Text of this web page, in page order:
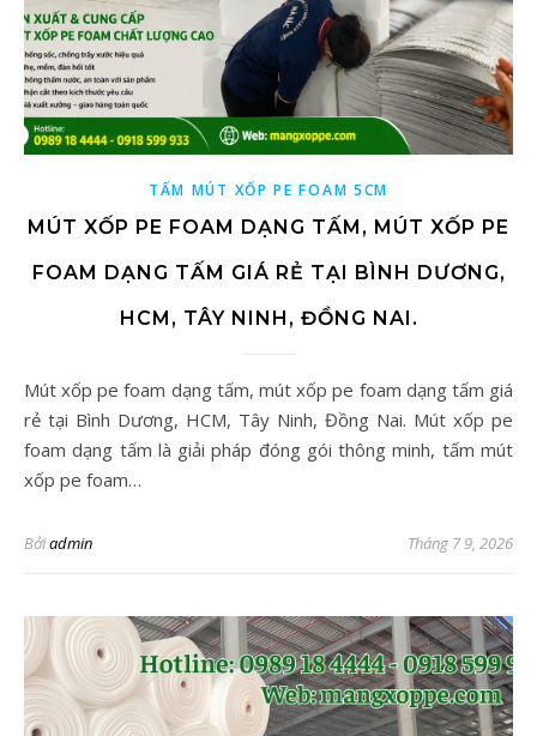
TẤM MÚT XỐP PE FOAM 5CM
MÚT XỐP PE FOAM DẠNG TẤM, MÚT XỐP PE
FOAM DẠNG TẤM GIÁ RẺ TẠI BÌNH DƯƠNG,
HCM, TÂY NINH, ĐỒNG NAI.
Mút xốp pe foam dạng tấm, mút xốp pe foam dạng tấm giá
rẻ tại Bình Dương, HCM, Tây Ninh, Đồng Nai. Mút xốp pe
foam dạng tấm là giải pháp đóng gói thông minh, tấm mút
xốp pe foam…
Bởiadmin Tháng 7 9, 2026